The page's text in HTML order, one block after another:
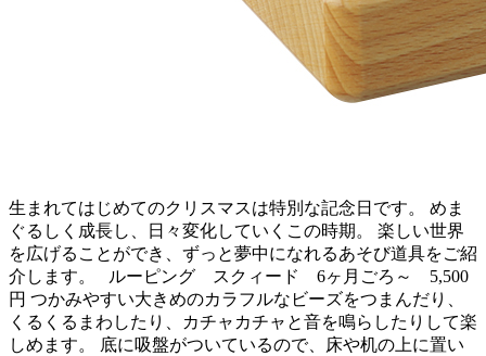
生まれてはじめてのクリスマスは特別な記念日です。 めま
ぐるしく成長し、日々変化していくこの時期。 楽しい世界
を広げることができ、ずっと夢中になれるあそび道具をご紹
介します。 ルーピング スクィード 6ヶ月ごろ～ 5,500
円 つかみやすい大きめのカラフルなビーズをつまんだり、
くるくるまわしたり、カチャカチャと音を鳴らしたりして楽
しめます。 底に吸盤がついているので、床や机の上に置い